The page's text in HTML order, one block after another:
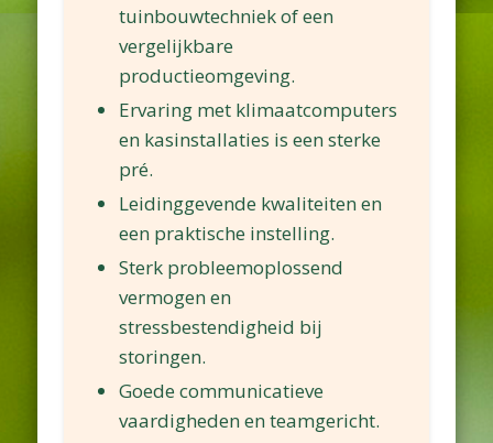
tuinbouwtechniek of een
vergelijkbare
productieomgeving.
Ervaring met klimaatcomputers
en kasinstallaties is een sterke
pré.
Leidinggevende kwaliteiten en
een praktische instelling.
Sterk probleemoplossend
vermogen en
stressbestendigheid bij
storingen.
Goede communicatieve
vaardigheden en teamgericht.